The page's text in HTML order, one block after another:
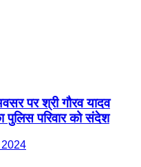
पर श्री गौरव यादव
पुलिस परिवार को संदेश